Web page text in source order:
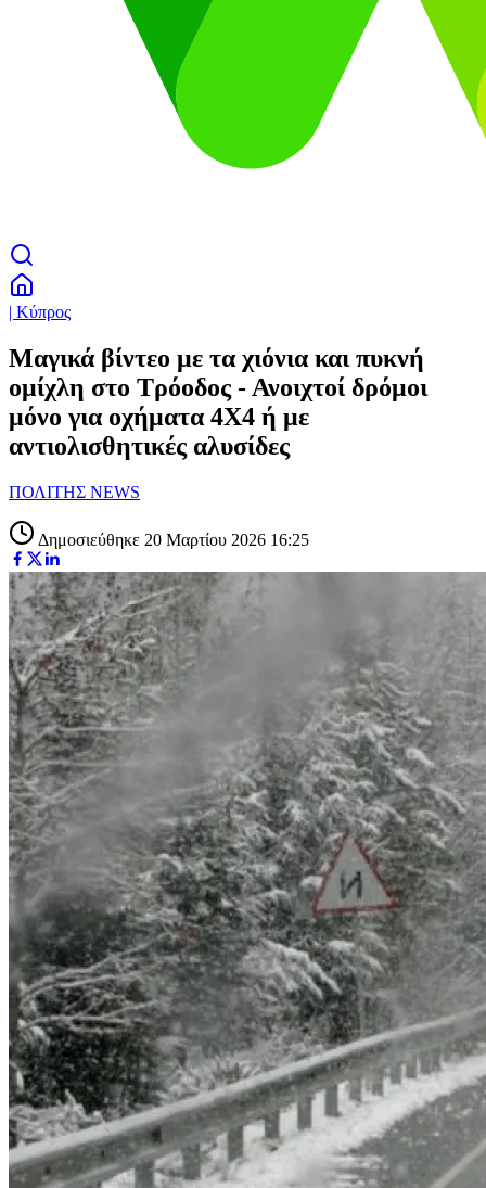
| Κύπρος
Μαγικά βίντεο με τα χιόνια και πυκνή
ομίχλη στο Τρόοδος - Ανοιχτοί δρόμοι
μόνο για οχήματα 4Χ4 ή με
αντιολισθητικές αλυσίδες
ΠΟΛΙΤΗΣ NEWS
Δημοσιεύθηκε 20 Μαρτίου 2026 16:25